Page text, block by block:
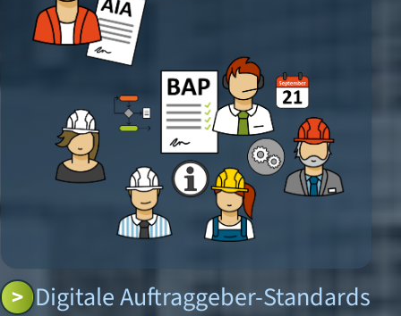
Digitale Auftraggeber-Standards